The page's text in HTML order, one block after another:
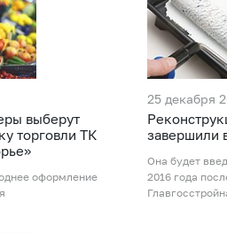
выберут
торговли ТК
оформление
25 декабря
завершили
Она будет
2016 года